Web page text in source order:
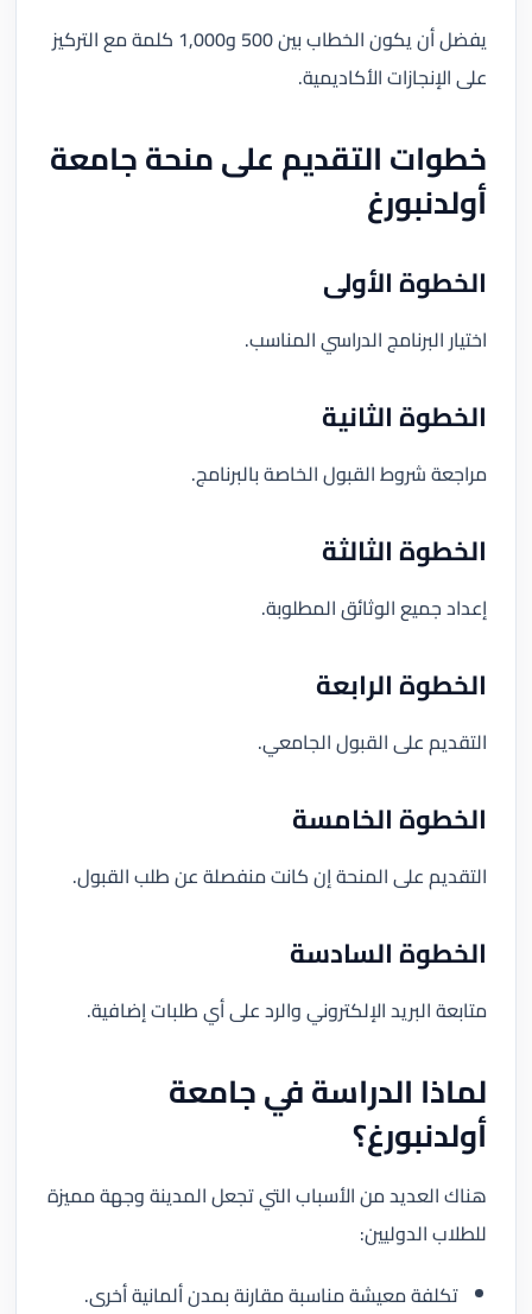
يفضل أن يكون الخطاب بين 500 و1,000 كلمة مع التركيز
على الإنجازات الأكاديمية.
خطوات التقديم على منحة جامعة
أولدنبورغ
الخطوة الأولى
اختيار البرنامج الدراسي المناسب.
الخطوة الثانية
مراجعة شروط القبول الخاصة بالبرنامج.
الخطوة الثالثة
إعداد جميع الوثائق المطلوبة.
الخطوة الرابعة
التقديم على القبول الجامعي.
الخطوة الخامسة
التقديم على المنحة إن كانت منفصلة عن طلب القبول.
الخطوة السادسة
متابعة البريد الإلكتروني والرد على أي طلبات إضافية.
لماذا الدراسة في جامعة
أولدنبورغ؟
هناك العديد من الأسباب التي تجعل المدينة وجهة مميزة
للطلاب الدوليين:
تكلفة معيشة مناسبة مقارنة بمدن ألمانية أخرى.